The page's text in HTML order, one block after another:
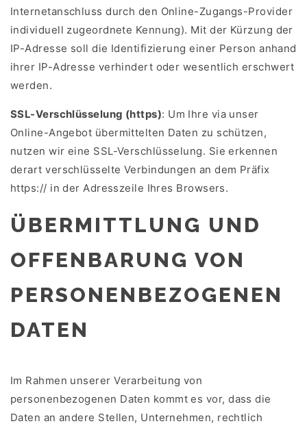
Internetanschluss durch den Online-Zugangs-Provider
individuell zugeordnete Kennung). Mit der Kürzung der
IP-Adresse soll die Identifizierung einer Person anhand
ihrer IP-Adresse verhindert oder wesentlich erschwert
werden.
SSL-Verschlüsselung (https): Um Ihre via unser
Online-Angebot übermittelten Daten zu schützen,
nutzen wir eine SSL-Verschlüsselung. Sie erkennen
derart verschlüsselte Verbindungen an dem Präfix
https:// in der Adresszeile Ihres Browsers.
ÜBERMITTLUNG UND
OFFENBARUNG VON
PERSONENBEZOGENEN
DATEN
Im Rahmen unserer Verarbeitung von
personenbezogenen Daten kommt es vor, dass die
Daten an andere Stellen, Unternehmen, rechtlich